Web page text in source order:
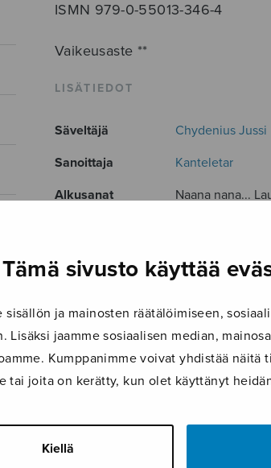
Tämä sivusto käyttää
sisällön ja mainosten räätälöimiseen,
Lisäksi jaamme sosiaalisen median,
Kumppanimme voivat yhdistää
tai joita on kerätty, kun olet käyttänyt
Kiellä
ISMN 979-0-55013-346-4
Vaikeusaste **
LISÄTIEDOT
Säveltäjä
Chydenius Jussi
Sanoittaja
Kanteletar
Alkusanat
Naana nana...
Musiikkityyli
cross over
Julkaisija
Paino
38 g
Osastot
Sekakuoro
Tuotetunnus
S2346
Sivumäärä